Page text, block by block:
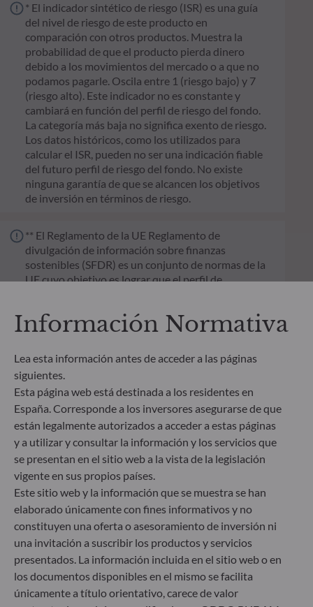
* El indicador sintético de riesgo (ISR) es una guía
del nivel de riesgo de este producto en
comparación con otros productos. Muestra la
probabilidad de que el producto pierda dinero
debido a los movimientos del mercado o a que no
podamos pagarle. Oscila entre 1 (riesgo bajo) y 7
(riesgo alto). Este indicador no es constante y
cambiará en función del perfil de riesgo del fondo.
La categoría más baja no significa exento de riesgo.
Los datos históricos, como los utilizados para
calcular el ISR, pueden no ser una indicación fiable
del futuro perfil de riesgo del fondo. No existe
ninguna garantía de que se alcancen los objetivos
de inversión en términos de riesgo.
** El Reglamento de la UE Reglamento de
divulgación de información sobre finanzas
sostenibles (SFDR) es un conjunto de normas de la
UE cuyo objetivo es lograr que el perfil de
finales. Artículo 6: El equipo de gestión no tiene en
adversas de las decisiones de inversión en los
factores de sostenibilidad en el proceso de toma de
decisiones. Artículo 8: El equipo de gestión aborda
los riesgos de sostenibilidad integrando criterios
ESG (medioambientales, sociales y/o de gobierno
corporativo) en su proceso de toma de decisiones
de inversión. Artículo 9: El equipo de gestión
persigue un objetivo de inversión estrictamente
sostenible que contribuye de forma significativa a
los desafíos de la transición ecológica y aborda los
riesgos de sostenibilidad mediante las
calificaciones proporcionadas por el proveedor de
datos ESG externo de la Sociedad gestora.
Información Normativa
Lea esta información antes de acceder a las páginas
siguientes.
Esta página web está destinada a los residentes en
España. Corresponde a los inversores asegurarse de que
están legalmente autorizados a acceder a estas páginas
y a utilizar y consultar la información y los servicios que
se presentan en el sitio web a la vista de la legislación
vigente en sus propios países.
Este sitio web y la información que se muestra se han
elaborado únicamente con fines informativos y no
constituyen una oferta o asesoramiento de inversión ni
una invitación a suscribir los productos y servicios
presentados. La información incluida en el sitio web o en
los documentos disponibles en el mismo se facilita
únicamente a título orientativo, carece de valor